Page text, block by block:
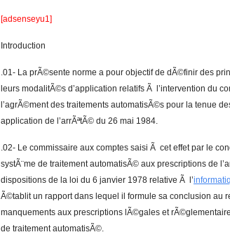
[adsenseyu1]
Introduction
.01- La prÃ©sente norme a pour objectif de dÃ©finir des
leurs modalitÃ©s d’application relatifs Ã l’intervention du
l’agrÃ©ment des traitements automatisÃ©s pour la tenue
application de l’arrÃªtÃ© du 26 mai 1984.
.02- Le commissaire aux comptes saisi Ã cet effet par le
systÃ¨me de traitement automatisÃ© aux prescriptions de
dispositions de la loi du 6 janvier 1978 relative Ã l’
Ã©tablit un rapport dans lequel il formule sa conclusion au
manquements aux prescriptions lÃ©gales et
de traitement automatisÃ©.